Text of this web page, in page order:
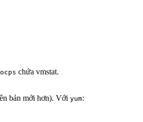
chứa vmstat.
bản mới hơn). Với yum: